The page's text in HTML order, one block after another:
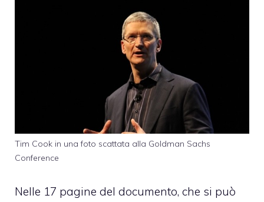
Tim Cook in una foto scattata alla Goldman Sachs
Conference
Nelle 17 pagine del documento, che si può